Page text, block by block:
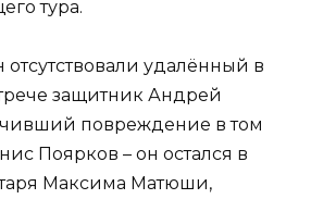
тура.
отсутствовали удалённый в
защитник Андрей
повреждение в том
Поярков – он остался в
Максима Матюши,